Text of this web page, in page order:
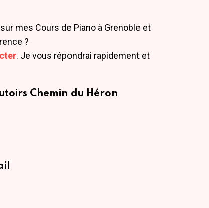
mes Cours de Piano à Grenoble et
?
. Je vous répondrai rapidement et
Chemin du Héron